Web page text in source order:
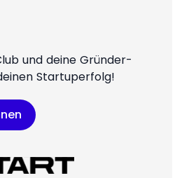
und deine Gründer-
Startuperfolg!